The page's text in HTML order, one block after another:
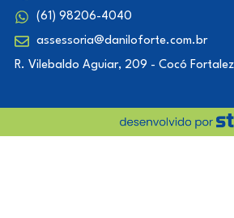
(61) 98206-4040
assessoria@daniloforte.com.br
R. Vilebaldo Aguiar, 209 - Cocó